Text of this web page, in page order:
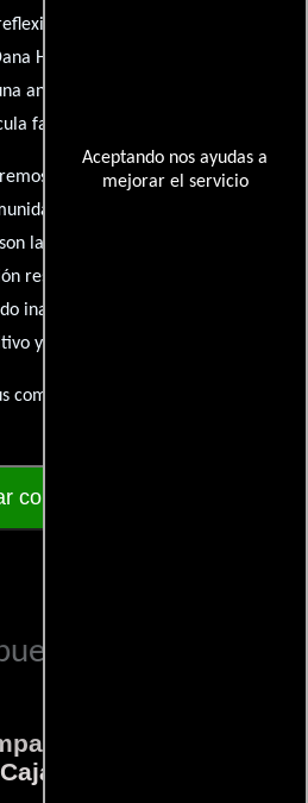
Aceptando nos ayudas a
mejorar el servicio
anécdotas y opiniones
Hickey. ¿Qué te ha inspirado de
anécdota personal que desees
favorita en la que ha participado?
escuchar tus pensamientos.
de admiradores y amantes
la esencia de esta conversación.
respetuosa y constructiva.
inapropiado será eliminado para
y enriquecedor para todos.
comentarios y conocer tus puntos
comentarios
interesar...
película